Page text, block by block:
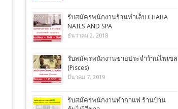
รับสมัครพนักงานร้านทำเล็บ CHABA
NAILS AND SPA
ธันวาคม 2, 2018
รับสมัครพนักงานขายประจำร้านไพเซส
(Pisces)
มีนาคม 7, 2019
รับสมัครพนักงานทำกาแฟ ร้านบ้าน